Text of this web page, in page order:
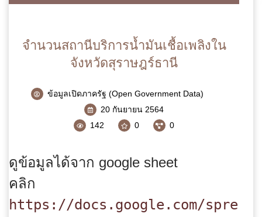
จำนวนสถานีบริการน้ำมันเชื้อเพลิงใน
จังหวัดสุราษฎร์ธานี
ข้อมูลเปิดภาครัฐ (Open Government Data)
20 กันยายน 2564
142
0 0
ดูข้อมูลได้จาก google sheet
คลิก
https://docs.google.com/spre
เบอร์โทรศัพท์*
อีเมล